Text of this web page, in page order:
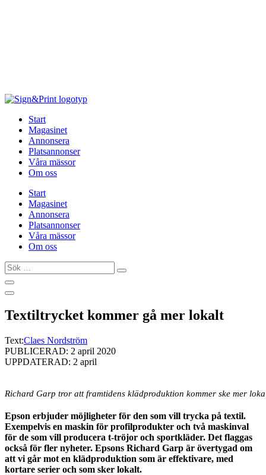
Start
Magasinet
Annonsera
Platsannonser
Våra mässor
Om oss
Start
Magasinet
Annonsera
Platsannonser
Våra mässor
Om oss
Sök
…
Textiltrycket kommer gå mer lokalt
Text:Claes Nordström
PUBLICERAD: 2 april 2020
UPPDATERAD: 2 april
Richard Garp tror att framtidens klädproduktion kommer ske mer
Epson erbjuder möjligheter för den som vill trycka på textil.
Exempelvis en maskin för profilprodukter och två maskinval
för de som vill producera t-tröjor och sportkläder. Det flaggas
också för fler nyheter. Epsons Richard Garp är övertygad om
att vi går mot en klädproduktion som är effektivare, med
kortare serier och som sker lokalt.